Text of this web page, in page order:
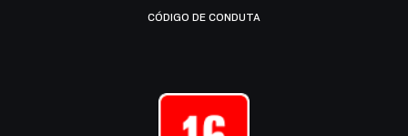
CÓDIGO DE CONDUTA